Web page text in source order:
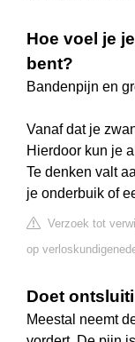
Hoe voel je
bent?
Bandenpijn en
Vanaf dat je
Hierdoor kun je
Te denken valt
je onderbuik of
Verzoek tot
op
Doet
Meestal neemt